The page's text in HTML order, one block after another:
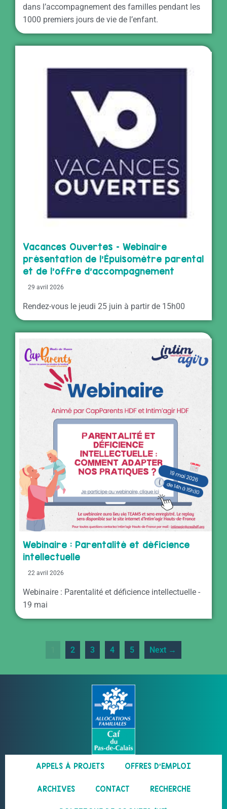
dans l’accompagnement des familles pendant les
1000 premiers jours de vie de l’enfant.
Vacances Ouvertes – Webinaire
présentation de l’Épuisomètre parental
et de l’offre d’accompagnement
29 avril 2026
Rendez-vous le jeudi 25 juin à partir de 15h00
Webinaire : Parentalité et déficience
intellectuelle
22 avril 2026
Webinaire : Parentalité et déficience intellectuelle -
19 mai
2 3 4 5 Next →
APPELS À PROJETS OFFRES D’EMPLOI
ARCHIVES CONTACT RECHERCHE